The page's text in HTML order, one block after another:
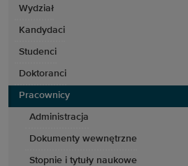
Wydział
Kandydaci
Studenci
Doktoranci
Pracownicy
Administracja
Dokumenty wewnętrzne
Stopnie i tytuły naukowe